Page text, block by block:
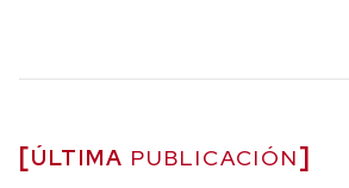
ÚLTIMA PUBLICACIÓN